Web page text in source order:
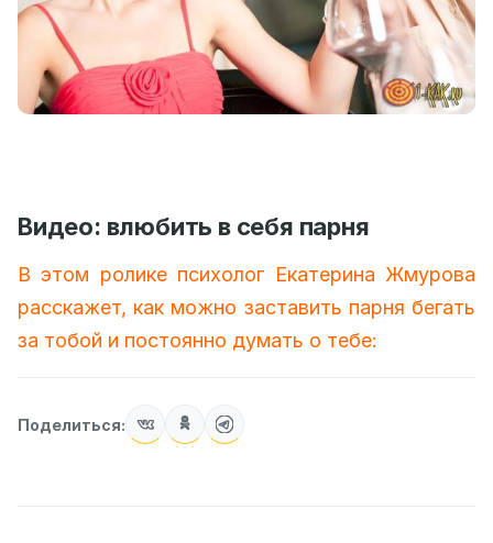
Видео: влюбить в себя парня
В этом ролике психолог Екатерина Жмурова
расскажет, как можно заставить парня бегать
за тобой и постоянно думать о тебе:
Поделиться: